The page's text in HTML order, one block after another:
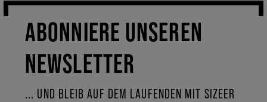
ABONNIERE UNSEREN
NEWSLETTER
... UND BLEIB AUF DEM LAUFENDEN MIT SIZEER